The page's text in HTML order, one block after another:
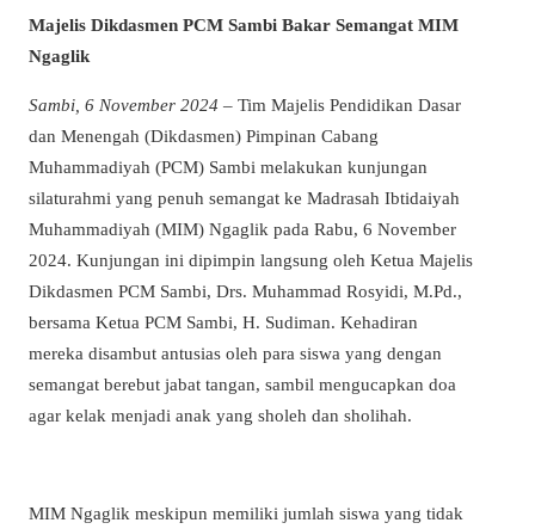
Majelis Dikdasmen PCM Sambi Bakar Semangat MIM
Ngaglik
Sambi, 6 November 2024 – Tim Majelis Pendidikan Dasar
dan Menengah (Dikdasmen) Pimpinan Cabang
Muhammadiyah (PCM) Sambi melakukan kunjungan
silaturahmi yang penuh semangat ke Madrasah Ibtidaiyah
Muhammadiyah (MIM) Ngaglik pada Rabu, 6 November
2024. Kunjungan ini dipimpin langsung oleh Ketua Majelis
Dikdasmen PCM Sambi, Drs. Muhammad Rosyidi, M.Pd.,
bersama Ketua PCM Sambi, H. Sudiman. Kehadiran
mereka disambut antusias oleh para siswa yang dengan
semangat berebut jabat tangan, sambil mengucapkan doa
agar kelak menjadi anak yang sholeh dan sholihah.
MIM Ngaglik meskipun memiliki jumlah siswa yang tidak